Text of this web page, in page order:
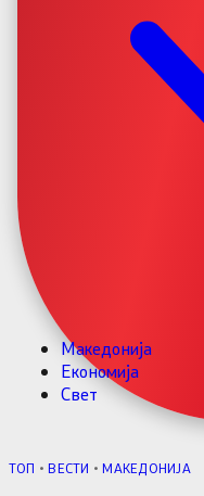
Македонија
Економија
Свет
TОП •ВЕСТИ •МАКЕДОНИЈА